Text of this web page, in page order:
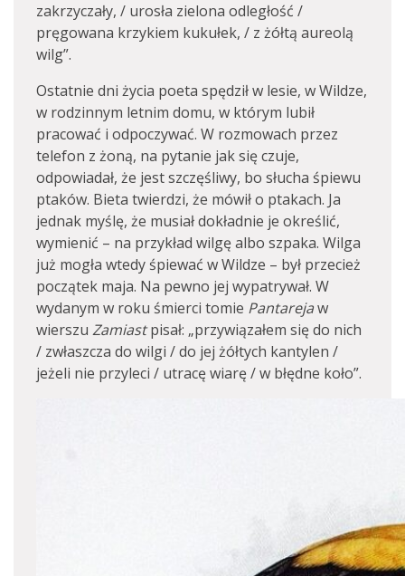
zakrzyczały, / urosła zielona odległość /
pręgowana krzykiem kukułek, / z żółtą aureolą
wilg”.
Ostatnie dni życia poeta spędził w lesie, w Wildze,
w rodzinnym letnim domu, w którym lubił
pracować i odpoczywać. W rozmowach przez
telefon z żoną, na pytanie jak się czuje,
odpowiadał, że jest szczęśliwy, bo słucha śpiewu
ptaków. Bieta twierdzi, że mówił o ptakach. Ja
jednak myślę, że musiał dokładnie je określić,
wymienić – na przykład wilgę albo szpaka. Wilga
już mogła wtedy śpiewać w Wildze – był przecież
początek maja. Na pewno jej wypatrywał. W
wydanym w roku śmierci tomie Pantarejaw
wierszu Zamiastpisał: „przywiązałem się do nich
/ zwłaszcza do wilgi / do jej żółtych kantylen /
jeżeli nie przyleci / utracę wiarę / w błędne koło”.